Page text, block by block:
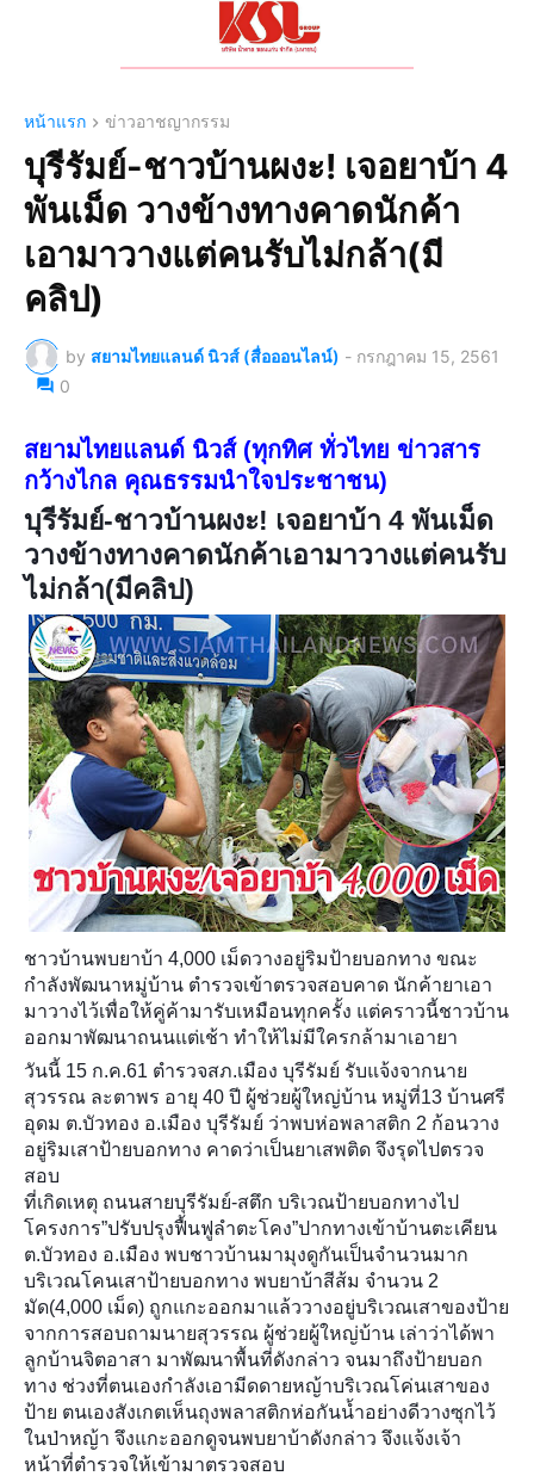
หน้าแรก ข่าวอาชญากรรม
บุรีรัมย์-ชาวบ้านผงะ! เจอยาบ้า 4
พันเม็ด วางข้างทางคาดนักค้า
เอามาวางแต่คนรับไม่กล้า(มี
คลิป)
by สยามไทยแลนด์ นิวส์ (สื่อออนไลน์) - กรกฎาคม 15, 2561
0
สยามไทยแลนด์ นิวส์ (ทุกทิศ ทั่วไทย ข่าวสาร
กว้างไกล คุณธรรมนำใจประชาชน)
บุรีรัมย์-ชาวบ้านผงะ! เจอยาบ้า 4 พันเม็ด
วางข้างทางคาดนักค้าเอามาวางแต่คนรับ
ไม่กล้า(มีคลิป)
ชาวบ้านพบยาบ้า 4,000 เม็ดวางอยู่ริมป้ายบอกทาง ขณะ
กำลังพัฒนาหมู่บ้าน ตำรวจเข้าตรวจสอบคาด นักค้ายาเอา
มาวางไว้เพื่อให้คู่ค้ามารับเหมือนทุกครั้ง แต่คราวนี้ชาวบ้าน
ออกมาพัฒนาถนนแต่เช้า ทำให้ไม่มีใครกล้ามาเอายา
วันนี้ 15 ก.ค.61 ตำรวจสภ.เมือง บุรีรัมย์ รับแจ้งจากนาย
สุวรรณ ละตาพร อายุ 40 ปี ผู้ช่วยผู้ใหญ่บ้าน หมู่ที่13 บ้านศรี
อุดม ต.บัวทอง อ.เมือง บุรีรัมย์ ว่าพบห่อพลาสติก 2 ก้อนวาง
อยู่ริมเสาป้ายบอกทาง คาดว่าเป็นยาเสพติด จึงรุดไปตรวจ
สอบ
ที่เกิดเหตุ ถนนสายบุรีรัมย์-สตึก บริเวณป้ายบอกทางไป
โครงการ”ปรับปรุงฟื้นฟูลำตะโคง”ปากทางเข้าบ้านตะเคียน
ต.บัวทอง อ.เมือง พบชาวบ้านมามุงดูกันเป็นจำนวนมาก
บริเวณโคนเสาป้ายบอกทาง พบยาบ้าสีส้ม จำนวน 2
มัด(4,000 เม็ด) ถูกแกะออกมาแล้ววางอยู่บริเวณเสาของป้าย
จากการสอบถามนายสุวรรณ ผู้ช่วยผู้ใหญ่บ้าน เล่าว่าได้พา
ลูกบ้านจิตอาสา มาพัฒนาพื้นที่ดังกล่าว จนมาถึงป้ายบอก
ทาง ช่วงที่ตนเองกำลังเอามีดดายหญ้าบริเวณโค่นเสาของ
ป้าย ตนเองสังเกตเห็นถุงพลาสติกห่อกันน้ำอย่างดีวางซุกไว้
ในป่าหญ้า จึงแกะออกดูจนพบยาบ้าดังกล่าว จึงแจ้งเจ้า
หน้าที่ตำรวจให้เข้ามาตรวจสอบ